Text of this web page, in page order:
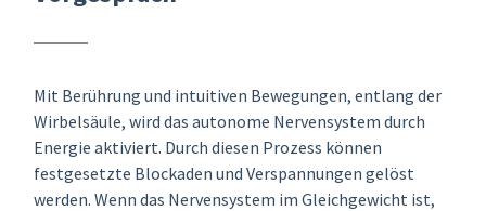
Mit Berührung und intuitiven Bewegungen, entlang der
Wirbelsäule, wird das autonome Nervensystem durch
Energie aktiviert. Durch diesen Prozess können
festgesetzte Blockaden und Verspannungen gelöst
werden. Wenn das Nervensystem im Gleichgewicht ist,